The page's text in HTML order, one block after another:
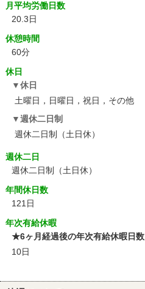
月平均労働日数
20.3日
休憩時間
60分
休日
休日
土曜日，日曜日，祝日，その他
週休二日制
週休二日制（土日休）
週休二日
週休二日制（土日休）
年間休日数
121日
年次有給休暇
★6ヶ月経過後の年次有給休暇日数
10日